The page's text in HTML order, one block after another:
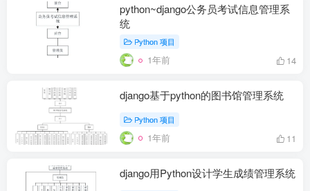
python~django公务员考试信息管理系
统
Python 项目
1年前 14
django基于python的图书馆管理系统
Python 项目
1年前 11
django用Python设计学生成绩管理系统